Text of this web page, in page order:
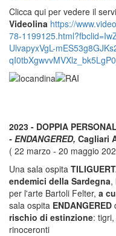
Clicca qui per vedere il
Videolina https://
78-
UlvapyxVgL-
2023 - DOPPIA
- ENDANGERED, Cagliari
( 22 marzo - 20 maggio
Una sala ospita
endemici della Sardegna,
per l'arte Bartoli Felter, a
sala ospita ENDANGERED
rischio di estinzione:
rinoceronti